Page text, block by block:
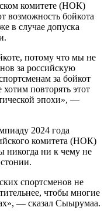
комитете (НОК)
возможность бойкота
в случае допуска
потому что мы не
за российскую
за бойкот
повторять этот
эпохи», —
2024 года
комитета (НОК)
ни к чему не
спортсменов не
чтобы многие
— сказал Сыырумаа.